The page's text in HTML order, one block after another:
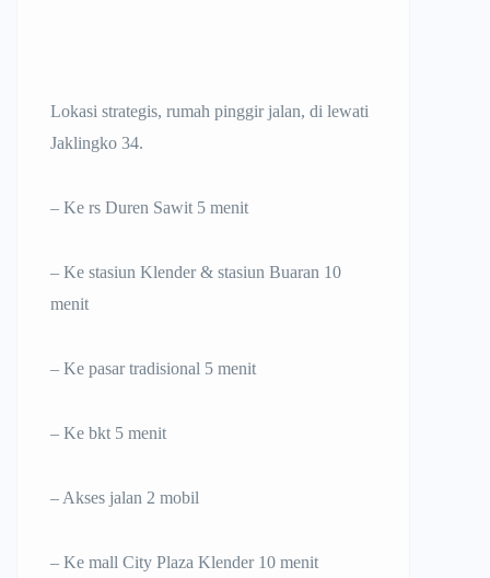
Lokasi strategis, rumah pinggir jalan, di lewati
Jaklingko 34.
– Ke rs Duren Sawit 5 menit
– Ke stasiun Klender & stasiun Buaran 10
menit
– Ke pasar tradisional 5 menit
– Ke bkt 5 menit
– Akses jalan 2 mobil
– Ke mall City Plaza Klender 10 menit